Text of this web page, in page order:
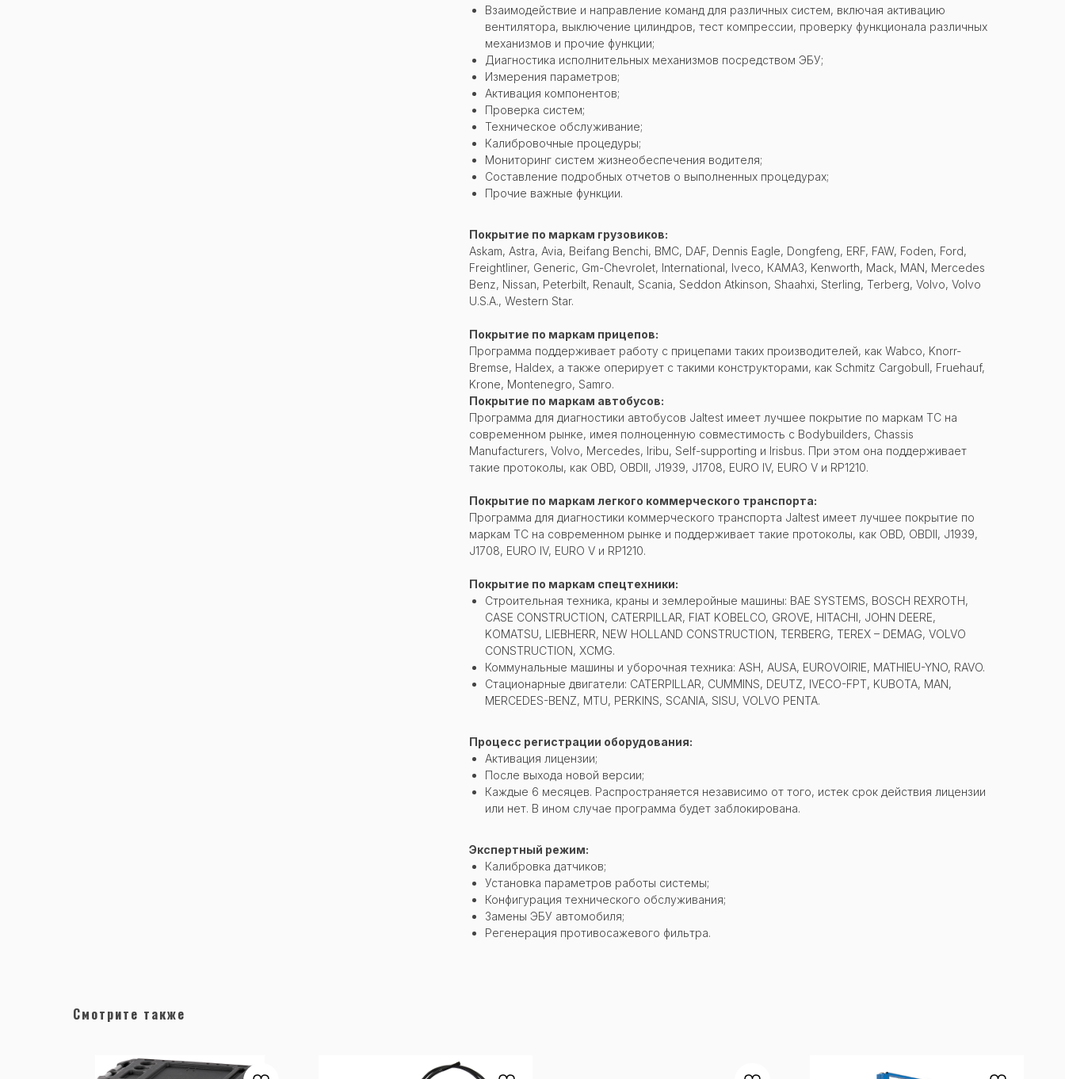
Взаимодействие и направление команд для различных систем, включая активацию
вентилятора, выключение цилиндров, тест компрессии, проверку функционала различных
механизмов и прочие функции;
Диагностика исполнительных механизмов посредством ЭБУ;
Измерения параметров;
Активация компонентов;
Проверка систем;
Техническое обслуживание;
Калибровочные процедуры;
Мониторинг систем жизнеобеспечения водителя;
Составление подробных отчетов о выполненных процедурах;
Прочие важные функции.
Покрытие по маркам грузовиков:
Askam, Astra, Avia, Beifang Benchi, BMC, DAF, Dennis Eagle, Dongfeng, ERF, FAW, Foden, Ford,
Freightliner, Generic, Gm-Chevrolet, International, Iveco, КАМАЗ, Kenworth, Mack, MAN, Mercedes
Benz, Nissan, Peterbilt, Renault, Scania, Seddon Atkinson, Shaahxi, Sterling, Terberg, Volvo, Volvo
U.S.A., Western Star.
Покрытие по маркам прицепов:
Программа поддерживает работу с прицепами таких производителей, как Wabco, Knorr-
Bremse, Haldex, а также оперирует с такими конструкторами, как Schmitz Cargobull, Fruehauf,
Krone, Montenegro, Samro.
Покрытие по маркам автобусов:
Программа для диагностики автобусов Jaltest имеет лучшее покрытие по маркам ТС на
современном рынке, имея полноценную совместимость с Bodybuilders, Chassis
Manufacturers, Volvo, Mercedes, Iribu, Self-supporting и Irisbus. При этом она поддерживает
такие протоколы, как OBD, OBDII, J1939, J1708, EURO IV, EURO V и RP1210.
Покрытие по маркам легкого коммерческого транспорта:
Программа для диагностики коммерческого транспорта Jaltest имеет лучшее покрытие по
маркам ТС на современном рынке и поддерживает такие протоколы, как OBD, OBDII, J1939,
J1708, EURO IV, EURO V и RP1210.
Покрытие по маркам спецтехники:
Строительная техника, краны и землеройные машины: BAE SYSTEMS, BOSCH REXROTH,
CASE CONSTRUCTION, CATERPILLAR, FIAT KOBELCO, GROVE, HITACHI, JOHN DEERE,
KOMATSU, LIEBHERR, NEW HOLLAND CONSTRUCTION, TERBERG, TEREX – DEMAG, VOLVO
CONSTRUCTION, XCMG.
Коммунальные машины и уборочная техника: ASH, AUSA, EUROVOIRIE, MATHIEU-YNO, RAVO.
Стационарные двигатели: CATERPILLAR, CUMMINS, DEUTZ, IVECO-FPT, KUBOTA, MAN,
MERCEDES-BENZ, MTU, PERKINS, SCANIA, SISU, VOLVO PENTA.
Процесс регистрации оборудования:
Активация лицензии;
После выхода новой версии;
Каждые 6 месяцев. Распространяется независимо от того, истек срок действия лицензии
или нет. В ином случае программа будет заблокирована.
Экспертный режим:
Калибровка датчиков;
Установка параметров работы системы;
Конфигурация технического обслуживания;
Замены ЭБУ автомобиля;
Регенерация противосажевого фильтра.
Смотрите также